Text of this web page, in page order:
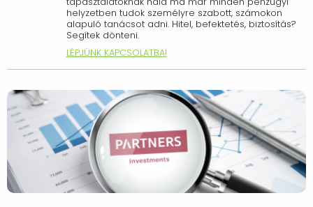
helyzetben tudok személyre szabott, számokon
alapuló tanácsot adni. Hitel, befektetés, biztosítás?
Segítek dönteni.
LÉPJÜNK KAPCSOLATBA!